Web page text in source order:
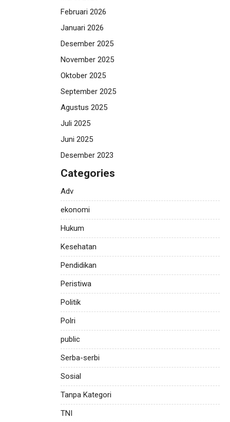
Februari 2026
Januari 2026
Desember 2025
November 2025
Oktober 2025
September 2025
Agustus 2025
Juli 2025
Juni 2025
Desember 2023
Categories
Adv
ekonomi
Hukum
Kesehatan
Pendidikan
Peristiwa
Politik
Polri
public
Serba-serbi
Sosial
Tanpa Kategori
TNI